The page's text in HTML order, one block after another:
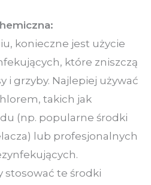
konieczne jest użycie
które zniszczą
i grzyby. Najlepiej używać
takich jak
(np. popularne środki
lub profesjonalnych
stosować te środki